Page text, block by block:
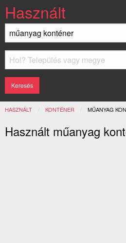
Használt
HASZNÁLT KONTÉNER JELENLEGI:
MŰANYAG
Használt műanyag